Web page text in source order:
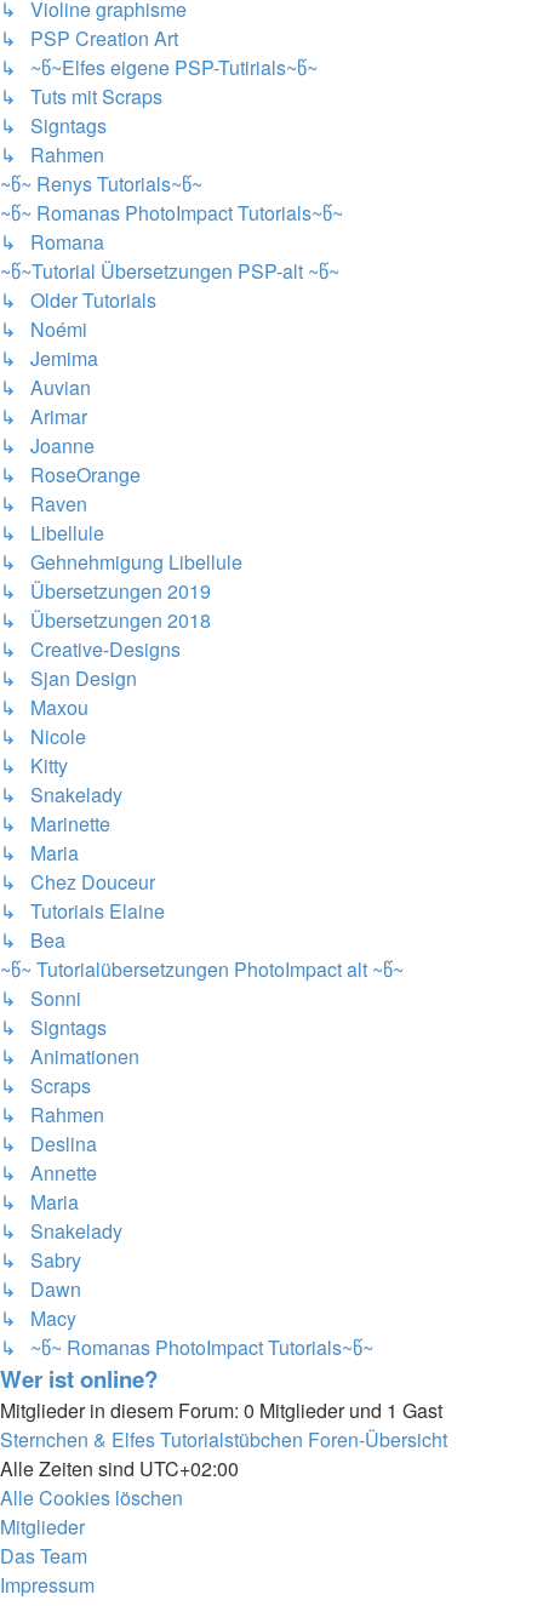
↳ Violine graphisme
↳ PSP Creation Art
↳ ~წ~Elfes eigene PSP-Tutirials~წ~
↳ Tuts mit Scraps
↳ Signtags
↳ Rahmen
~წ~ Renys Tutorials~წ~
~წ~ Romanas PhotoImpact Tutorials~წ~
↳ Romana
~წ~Tutorial Übersetzungen PSP-alt ~წ~
↳ Older Tutorials
↳ Noémi
↳ Jemima
↳ Auvian
↳ Arimar
↳ Joanne
↳ RoseOrange
↳ Raven
↳ Libellule
↳ Gehnehmigung Libellule
↳ Übersetzungen 2019
↳ Übersetzungen 2018
↳ Creative-Designs
↳ Sjan Design
↳ Maxou
↳ Nicole
↳ Kitty
↳ Snakelady
↳ Marinette
↳ Maria
↳ Chez Douceur
↳ Tutoriais Elaine
↳ Bea
~წ~ Tutorialübersetzungen PhotoImpact alt ~წ~
↳ Sonni
↳ Signtags
↳ Animationen
↳ Scraps
↳ Rahmen
↳ Deslina
↳ Annette
↳ Maria
↳ Snakelady
↳ Sabry
↳ Dawn
↳ Macy
↳ ~წ~ Romanas PhotoImpact Tutorials~წ~
Wer ist online?
Mitglieder in diesem Forum: 0 Mitglieder und 1 Gast
Sternchen & Elfes Tutorialstübchen Foren-Übersicht
Alle Zeiten sind UTC+02:00
Alle Cookies löschen
Mitglieder
Das Team
Impressum